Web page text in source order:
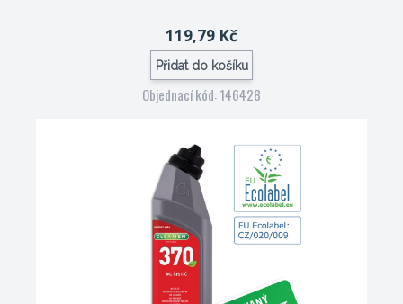
119,79 Kč
Přidat do košíku
Objednací kód: 146428